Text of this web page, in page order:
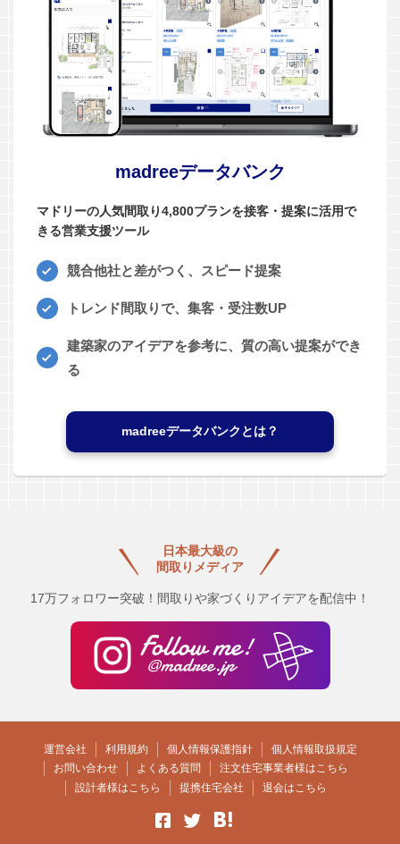
madreeデータバンク
マドリーの人気間取り4,800プランを接客・提案に活用で
きる営業支援ツール
競合他社と差がつく、スピード提案
トレンド間取りで、集客・受注数UP
建築家のアイデアを参考に、質の高い提案ができ
る
madreeデータバンクとは？
日本最大級の
間取りメディア
17万フォロワー突破！間取りや家づくりアイデアを配信中！
運営会社 利用規約 個人情報保護指針
個人情報取扱規定
お問い合わせ
よくある質問
注文住宅事業者様はこちら
設計者様はこちら
提携住宅会社 退会はこちら